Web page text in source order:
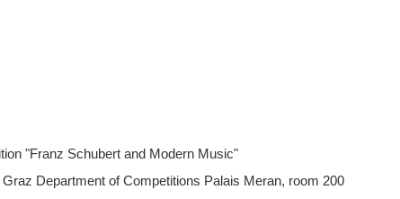
"Franz Schubert and Modern Music"
Department of Competitions Palais Meran, room 200